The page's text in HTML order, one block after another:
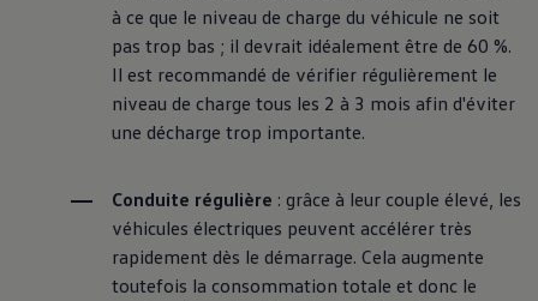
à ce que le niveau de charge du véhicule ne soit
pas trop bas ; il devrait idéalement être de 60 %.
Il est recommandé de vérifier régulièrement le
niveau de charge tous les 2 à 3 mois afin d'éviter
une décharge trop importante.
Conduite régulière : grâce à leur couple élevé, les
véhicules électriques peuvent accélérer très
rapidement dès le démarrage. Cela augmente
toutefois la consommation totale et donc le